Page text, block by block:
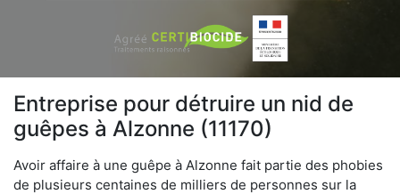
Entreprise pour détruire un nid de
guêpes à Alzonne (11170)
Avoir affaire à une guêpe à Alzonne fait partie des phobies
de plusieurs centaines de milliers de personnes sur la